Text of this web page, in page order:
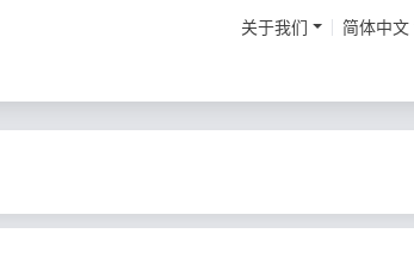
关于我们 简体中文